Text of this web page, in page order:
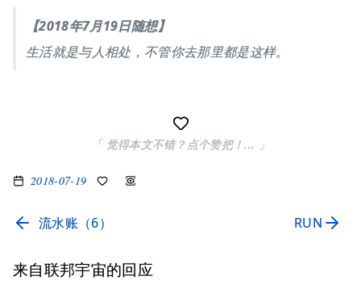
【2018年7月19日随想】
生活就是与人相处，不管你去那里都是这样。
「 觉得本文不错？点个赞把！... 」
2018-07-19
流水账（6） RUN
来自联邦宇宙的回应